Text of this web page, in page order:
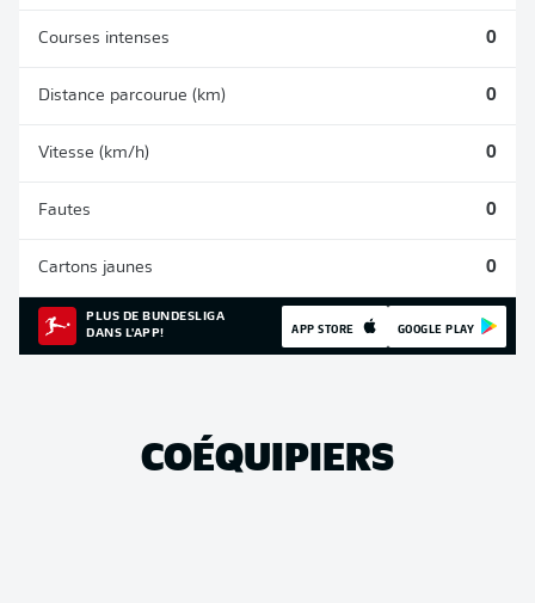
Courses intenses 0
Distance parcourue (km) 0
Vitesse (km/h) 0
Fautes 0
Cartons jaunes 0
PLUS DE BUNDESLIGA
DANS L'APP!
APP STORE GOOGLE PLAY
COÉQUIPIERS